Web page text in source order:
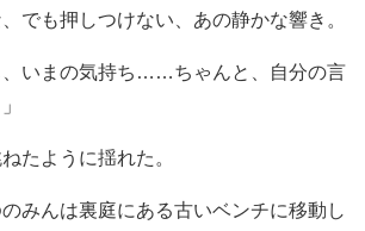
でも押しつけない、あの静かな響き。
いまの気持ち……ちゃんと、自分の言
たように揺れた。
みんは裏庭にある古いベンチに移動し